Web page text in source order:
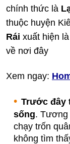
chính thức là
thuộc huyện
Rái xuất hiện
về nơi đây
Xem ngay:
Trước đây
sống. Tương
chạy trốn
không tìm